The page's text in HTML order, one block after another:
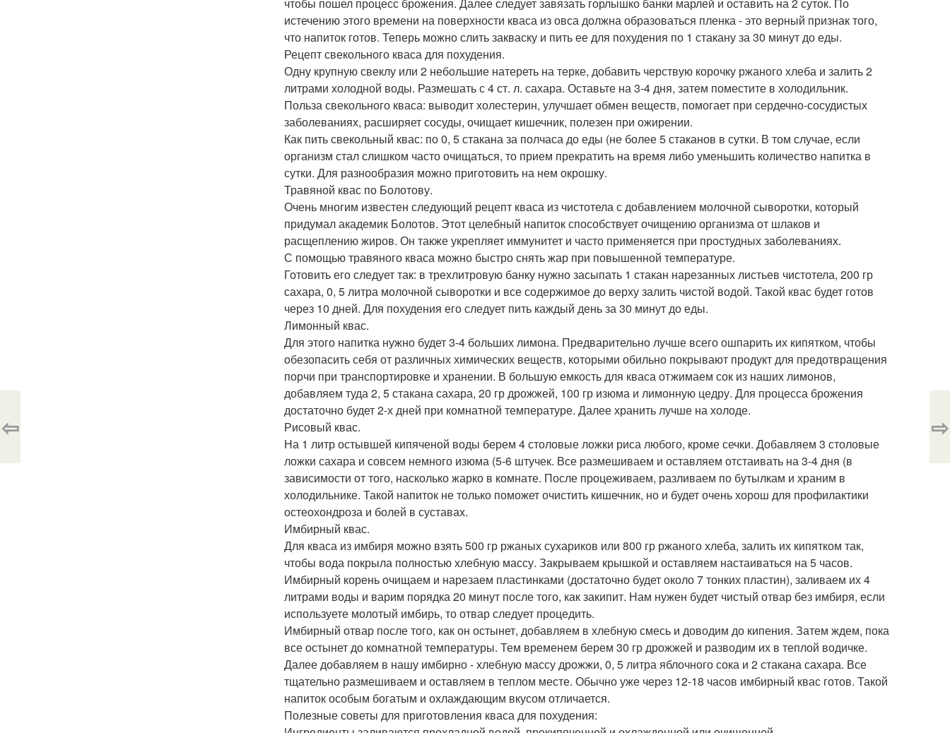
истечению этого времени на поверхности кваса из овса должна образоваться пленка - это верный признак того,
что напиток готов. Теперь можно слить закваску и пить ее для похудения по 1 стакану за 30 минут до еды.
Рецепт свекольного кваса для похудения.
Одну крупную свеклу или 2 небольшие натереть на терке, добавить черствую корочку ржаного хлеба и залить 2
литрами холодной воды. Размешать с 4 ст. л. сахара. Оставьте на 3-4 дня, затем поместите в холодильник.
Польза свекольного кваса: выводит холестерин, улучшает обмен веществ, помогает при сердечно-сосудистых
заболеваниях, расширяет сосуды, очищает кишечник, полезен при ожирении.
Как пить свекольный квас: по 0, 5 стакана за полчаса до еды (не более 5 стаканов в сутки. В том случае, если
организм стал слишком часто очищаться, то прием прекратить на время либо уменьшить количество напитка в
сутки. Для разнообразия можно приготовить на нем окрошку.
Травяной квас по Болотову.
Очень многим известен следующий рецепт кваса из чистотела с добавлением молочной сыворотки, который
придумал академик Болотов. Этот целебный напиток способствует очищению организма от шлаков и
расщеплению жиров. Он также укрепляет иммунитет и часто применяется при простудных заболеваниях.
С помощью травяного кваса можно быстро снять жар при повышенной температуре.
Готовить его следует так: в трехлитровую банку нужно засыпать 1 стакан нарезанных листьев чистотела, 200 гр
сахара, 0, 5 литра молочной сыворотки и все содержимое до верху залить чистой водой. Такой квас будет готов
через 10 дней. Для похудения его следует пить каждый день за 30 минут до еды.
Лимонный квас.
Для этого напитка нужно будет 3-4 больших лимона. Предварительно лучше всего ошпарить их кипятком, чтобы
обезопасить себя от различных химических веществ, которыми обильно покрывают продукт для предотвращения
порчи при транспортировке и хранении. В большую емкость для кваса отжимаем сок из наших лимонов,
добавляем туда 2, 5 стакана сахара, 20 гр дрожжей, 100 гр изюма и лимонную цедру. Для процесса брожения
достаточно будет 2-х дней при комнатной температуре. Далее хранить лучше на холоде.
Рисовый квас.
На 1 литр остывшей кипяченой воды берем 4 столовые ложки риса любого, кроме сечки. Добавляем 3 столовые
ложки сахара и совсем немного изюма (5-6 штучек. Все размешиваем и оставляем отстаивать на 3-4 дня (в
зависимости от того, насколько жарко в комнате. После процеживаем, разливаем по бутылкам и храним в
холодильнике. Такой напиток не только поможет очистить кишечник, но и будет очень хорош для профилактики
остеохондроза и болей в суставах.
Имбирный квас.
Для кваса из имбиря можно взять 500 гр ржаных сухариков или 800 гр ржаного хлеба, залить их кипятком так,
чтобы вода покрыла полностью хлебную массу. Закрываем крышкой и оставляем настаиваться на 5 часов.
Имбирный корень очищаем и нарезаем пластинками (достаточно будет около 7 тонких пластин), заливаем их 4
литрами воды и варим порядка 20 минут после того, как закипит. Нам нужен будет чистый отвар без имбиря, если
используете молотый имбирь, то отвар следует процедить.
Имбирный отвар после того, как он остынет, добавляем в хлебную смесь и доводим до кипения. Затем ждем, пока
все остынет до комнатной температуры. Тем временем берем 30 гр дрожжей и разводим их в теплой водичке.
Далее добавляем в нашу имбирно - хлебную массу дрожжи, 0, 5 литра яблочного сока и 2 стакана сахара. Все
тщательно размешиваем и оставляем в теплом месте. Обычно уже через 12-18 часов имбирный квас готов. Такой
напиток особым богатым и охлаждающим вкусом отличается.
Полезные советы для приготовления кваса для похудения:
⇦ ⇨